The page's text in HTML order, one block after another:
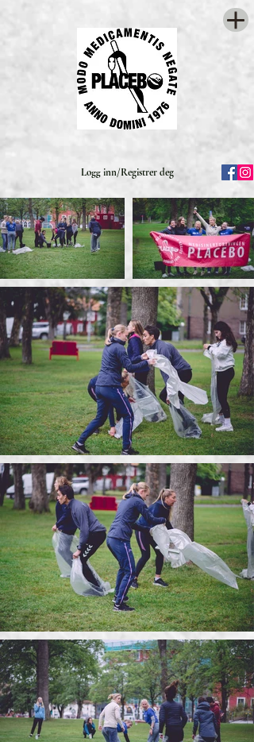
Logg inn/Registrer deg